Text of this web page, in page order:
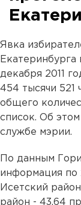
Явка
декабря 2011
454 тысячи 521
общего
список. Об
службе мэрии.
По данным
информация по
Исетский
район - 43,64